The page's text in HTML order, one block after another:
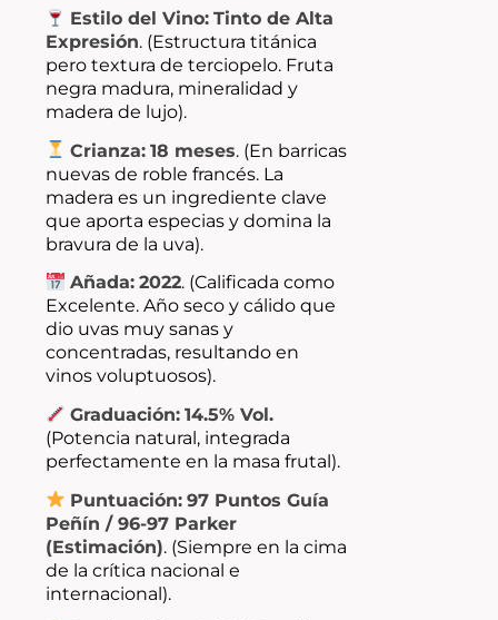
Estilo del Vino: Tinto de Alta
Expresión. (Estructura titánica
pero textura de terciopelo. Fruta
negra madura, mineralidad y
madera de lujo).
Crianza: 18 meses. (En barricas
nuevas de roble francés. La
madera es un ingrediente clave
que aporta especias y domina la
bravura de la uva).
Añada: 2022. (Calificada como
Excelente. Año seco y cálido que
dio uvas muy sanas y
concentradas, resultando en
vinos voluptuosos).
Graduación: 14.5% Vol.
(Potencia natural, integrada
perfectamente en la masa frutal).
Puntuación: 97 Puntos Guía
Peñín / 96-97 Parker
(Estimación).(Siempre en la cima
de la crítica nacional e
internacional).